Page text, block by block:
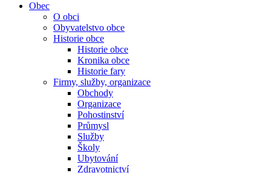
Obec
O obci
Obyvatelstvo obce
Historie obce
Historie obce
Kronika obce
Historie fary
Firmy, služby, organizace
Obchody
Organizace
Pohostinství
Průmysl
Služby
Školy
Ubytování
Zdravotnictví